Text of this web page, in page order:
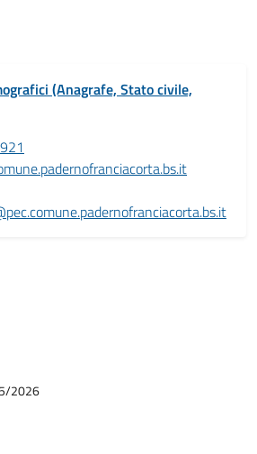
(Anagrafe, Stato civile,
2026